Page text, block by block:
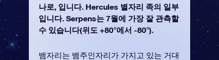
나로, 입니다. Hercules 별자리 족의 일부
입니다. Serpens는 7월에 가장 잘 관측할
수 있습니다(위도 +80°에서 -80°).
뱀자리는 뱀주인자리가 가지고 있는 거대